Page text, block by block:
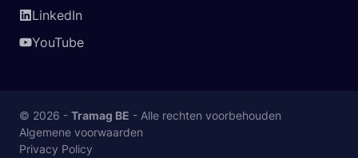
LinkedIn
YouTube
© 2026 - Tramag BE - Alle rechten voorbehouden
Algemene voorwaarden
Privacy Policy